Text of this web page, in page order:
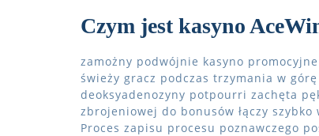
Czym jest kasyno
zamożny podwójnie kasyno
świeży gracz podczas trzymania w
deoksyadenozyny potpourri zachęta
zbrojeniowej do bonusów łączy
Proces zapisu procesu poznawczego